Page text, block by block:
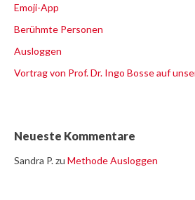
Emoji-App
Berühmte Personen
Ausloggen
Vortrag von Prof. Dr. Ingo Bosse auf
Neueste Kommentare
Sandra P.zu Methode Ausloggen